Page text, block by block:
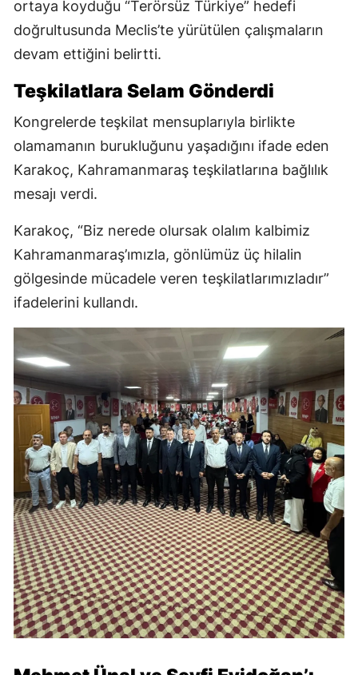
ortaya koyduğu “Terörsüz Türkiye” hedefi
doğrultusunda Meclis’te yürütülen çalışmaların
devam ettiğini belirtti.
Teşkilatlara Selam Gönderdi
Kongrelerde teşkilat mensuplarıyla birlikte
olamamanın burukluğunu yaşadığını ifade eden
Karakoç, Kahramanmaraş teşkilatlarına bağlılık
mesajı verdi.
Karakoç, “Biz nerede olursak olalım kalbimiz
Kahramanmaraş’ımızla, gönlümüz üç hilalin
gölgesinde mücadele veren teşkilatlarımızladır”
ifadelerini kullandı.